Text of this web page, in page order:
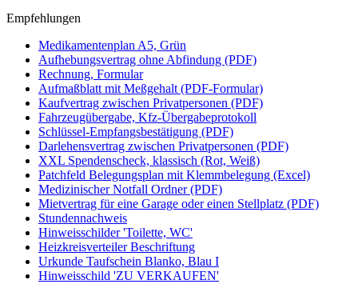
Empfehlungen
Medikamentenplan A5, Grün
Aufhebungsvertrag ohne Abfindung (PDF)
Rechnung, Formular
Aufmaßblatt mit Meßgehalt (PDF-Formular)
Kaufvertrag zwischen Privatpersonen (PDF)
Fahrzeugübergabe, Kfz-Übergabeprotokoll
Schlüssel-Empfangsbestätigung (PDF)
Darlehensvertrag zwischen Privatpersonen (PDF)
XXL Spendenscheck, klassisch (Rot, Weiß)
Patchfeld Belegungsplan mit Klemmbelegung (Excel)
Medizinischer Notfall Ordner (PDF)
Mietvertrag für eine Garage oder einen Stellplatz (PDF)
Stundennachweis
Hinweisschilder 'Toilette, WC'
Heizkreisverteiler Beschriftung
Urkunde Taufschein Blanko, Blau I
Hinweisschild 'ZU VERKAUFEN'